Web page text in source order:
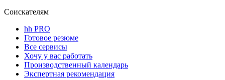
Соискателям
hh PRO
Готовое резюме
Все сервисы
Хочу у вас работать
Производственный календарь
Экспертная рекомендация